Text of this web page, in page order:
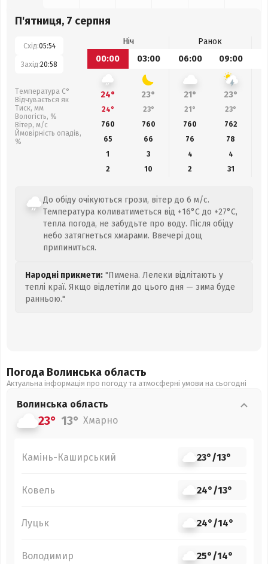
П'ятниця, 7 серпня
Схід:05:54
Захід:20:58
Температура С°
Відчувається як
Тиск, мм
Вологість, %
Вітер, м/с
Ймовірність опадів,
%
Ніч
Ранок
00:00
03:00 06:00 09:00
24° 23° 21° 23°
24° 23° 21° 23°
760
760 760 762
65
66 76 78
1
3 4
4
2
10 2 31
До обіду очікуються грози, вітер до 6 м/с.
Температура коливатиметься від +16°C до +27°C,
тепла погода, не забудьте про воду. Після обіду
небо затягнеться хмарами. Ввечері дощ
припиниться.
Народні прикмети: "Пимена. Лелеки відлітають у
теплі краї. Якщо відлетіли до цього дня — зима буде
ранньою."
Погода Волинська область
Актуальна інформація про погоду та атмосферні умови на сьогодні
Волинська область
23° 13° Хмарно
Камінь-Каширський 23°/13°
Ковель 24°/13°
Луцьк 24°/14°
Володимир 25°/14°